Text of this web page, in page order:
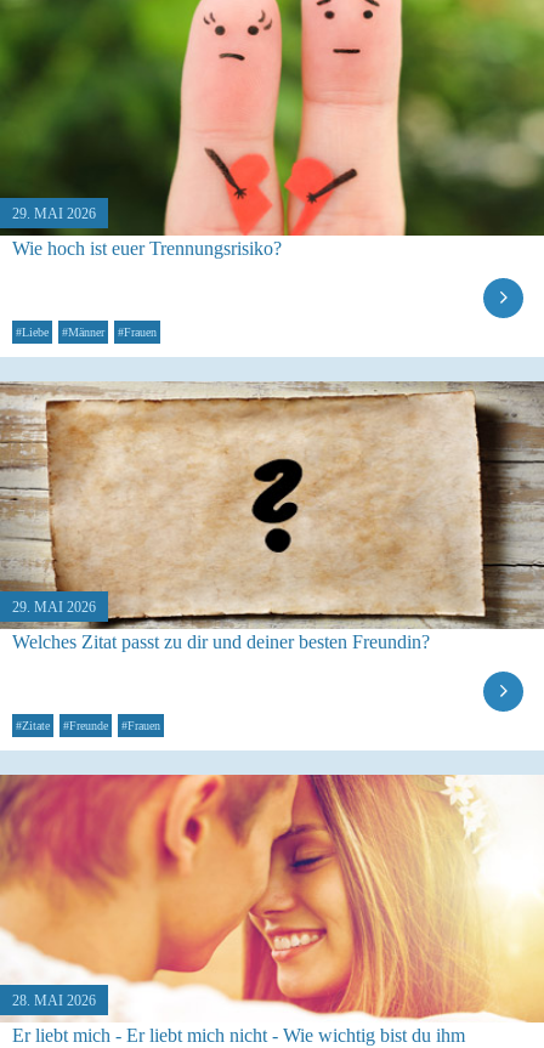
29. MAI 2026
Wie hoch ist euer Trennungsrisiko?
#Liebe #Männer #Frauen
29. MAI 2026
Welches Zitat passt zu dir und deiner besten Freundin?
#Zitate #Freunde #Frauen
28. MAI 2026
Er liebt mich - Er liebt mich nicht - Wie wichtig bist du ihm